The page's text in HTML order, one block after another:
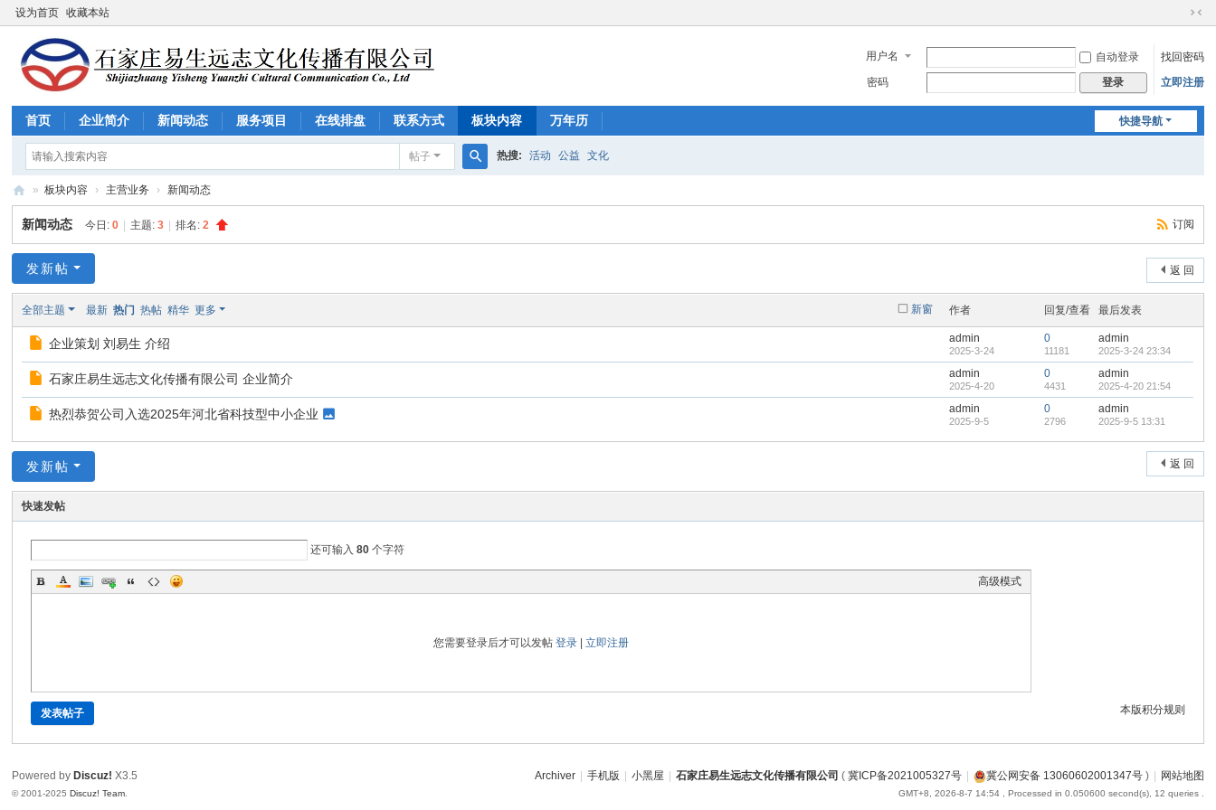
设为首页 收藏本站
切
到
窄
用户名 自动登录
找回密码
密码
登录 立即注册
快捷导航
首页 企业简介 新闻动态 服务项目 在线排盘 联系方式 板块内容 万年历
帖子
索
热搜: 活动 公益 文化
石
家
易
文
传
播
有
» 板块内容 › 主营业务 › 新闻动态
订阅
新闻动态 今日:0 主题:3 排名:2
返 回
发新帖
新窗
全部主题 最新 热门 热帖 精华 更多 作者 回复/查看 最后发表
企业策划 刘易生 介绍 admin
2025-3-24
0
11181
admin
2025-3-24 23:34
石家庄易生远志文化传播有限公司 企业简介 admin
2025-4-20
0
4431
admin
2025-4-20 21:54
热烈恭贺公司入选2025年河北省科技型中小企业 admin
2025-9-5
0
2796
admin
2025-9-5 13:31
返 回
发新帖
快速发帖
还可输入80 个字符
高级模式
您需要登录后才可以发帖 登录| 立即注册
本版积分规则
发表帖子
Archiver 手机版 小黑屋 石家庄易生远志文化传播有限公司 ( 冀ICP备2021005327号 冀公网安备 13060602001347号) 网站地图
GMT+8, 2026-8-7 14:54, Processed in 0.050600 second(s), 12 queries .
Powered by Discuz! X3.5
© 2001-2025Discuz! Team